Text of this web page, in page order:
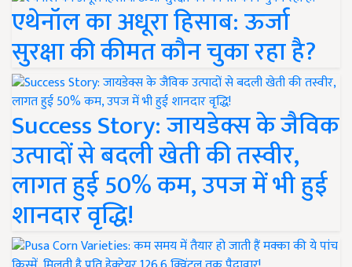
एथेनॉल का अधूरा हिसाब: ऊर्जा
सुरक्षा की कीमत कौन चुका रहा है?
Success Story: जायडेक्स के जैविक
उत्पादों से बदली खेती की तस्वीर,
लागत हुई 50% कम, उपज में भी हुई
शानदार वृद्धि!